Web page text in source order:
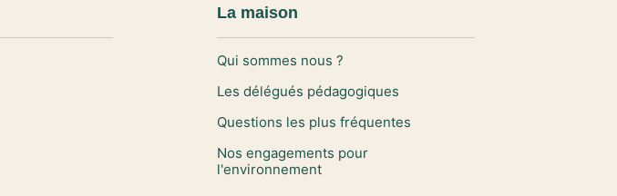
La maison
Qui sommes nous ?
Les délégués pédagogiques
Questions les plus fréquentes
Nos engagements pour
l'environnement